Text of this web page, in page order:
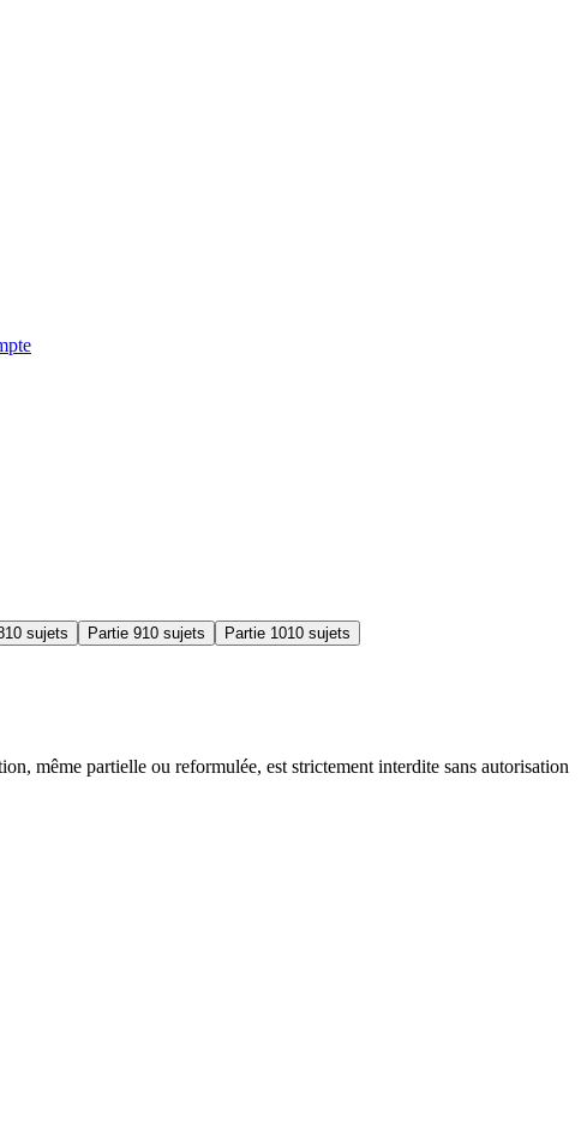
10 sujets Partie 910 sujets Partie 1010 sujets
même partielle ou reformulée, est strictement interdite sans autorisation